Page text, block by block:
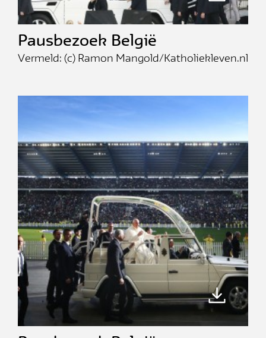
Pausbezoek België
Vermeld: (c) Ramon Mangold/Katholiekleven.nl